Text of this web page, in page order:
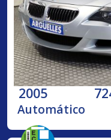
2005
Automático